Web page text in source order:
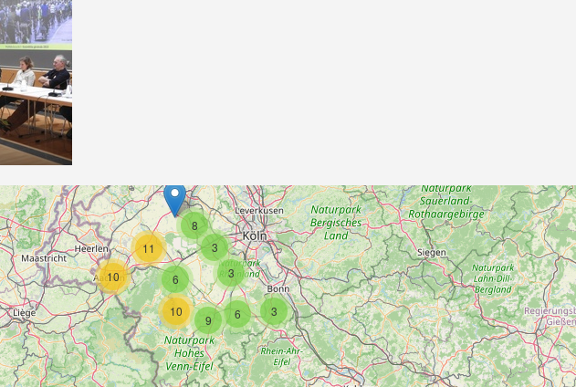
9
10
6
10
11
8
3
3
6 3